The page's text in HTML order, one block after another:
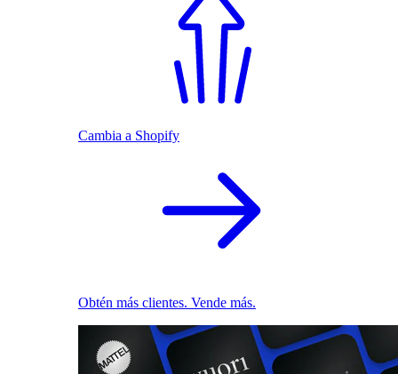
Cambia a Shopify
Obtén más clientes. Vende más.